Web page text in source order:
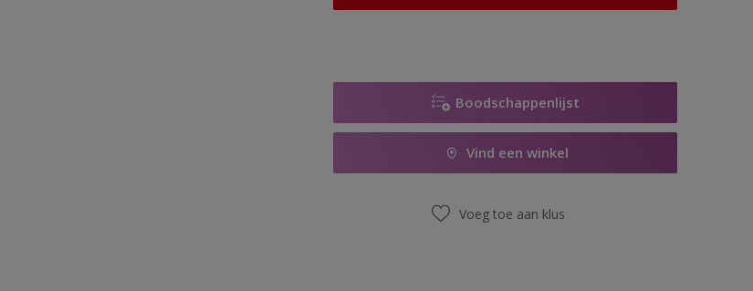
Boodschappenlijst
Vind een winkel
Voeg toe aan klus